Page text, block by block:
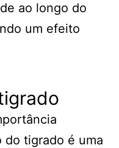
ao longo do
um efeito
do tigrado é uma